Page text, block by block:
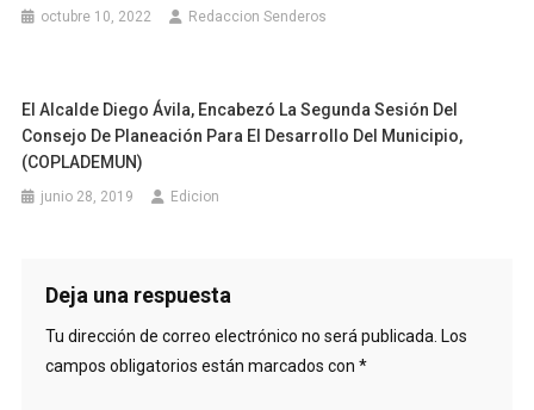
octubre 10, 2022 Redaccion Senderos
El Alcalde Diego Ávila, Encabezó La Segunda Sesión Del
Consejo De Planeación Para El Desarrollo Del Municipio,
(COPLADEMUN)
junio 28, 2019 Edicion
Deja una respuesta
Tu dirección de correo electrónico no será publicada. Los
campos obligatorios están marcados con *